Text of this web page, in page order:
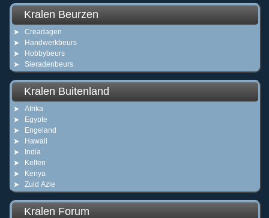
Kralen Beurzen
Creadagen
Handwerkbeurs
Hobbybeurs
Sieradenbeurs
Kralen Buitenland
Afrika
Egypte
Engeland
Hawaii
India
Kelten
Kenya
Zuid Azie
Kralen Forum